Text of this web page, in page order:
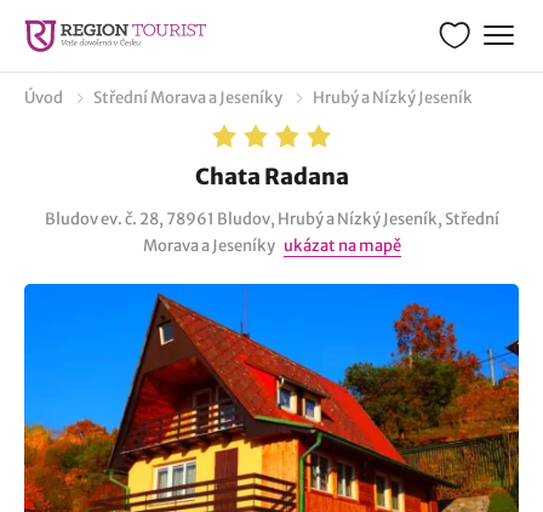
Úvod Střední Morava a Jeseníky Hrubý a Nízký Jeseník
Chata Radana
Bludov ev. č. 28, 78961 Bludov, Hrubý a Nízký Jeseník, Střední
Morava a Jeseníky ukázat na mapě